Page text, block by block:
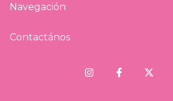
Navegación
Contactános